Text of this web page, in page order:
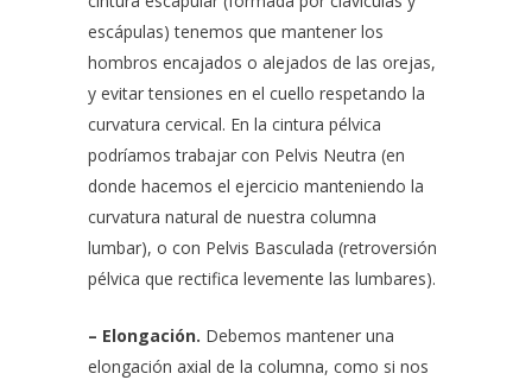
escápulas) tenemos que mantener los
hombros encajados o alejados de las orejas,
y evitar tensiones en el cuello respetando la
curvatura cervical. En la cintura pélvica
podríamos trabajar con Pelvis Neutra (en
donde hacemos el ejercicio manteniendo la
curvatura natural de nuestra columna
lumbar), o con Pelvis Basculada (retroversión
pélvica que rectifica levemente las lumbares).
– Elongación. Debemos mantener una
elongación axial de la columna, como si nos